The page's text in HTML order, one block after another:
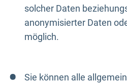
solcher Daten
anonymisierter Daten
möglich.
Sie können alle